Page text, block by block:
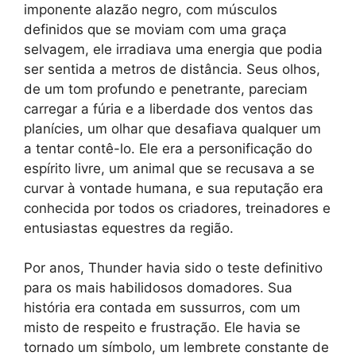
imponente alazão negro, com músculos
definidos que se moviam com uma graça
selvagem, ele irradiava uma energia que podia
ser sentida a metros de distância. Seus olhos,
de um tom profundo e penetrante, pareciam
carregar a fúria e a liberdade dos ventos das
planícies, um olhar que desafiava qualquer um
a tentar contê-lo. Ele era a personificação do
espírito livre, um animal que se recusava a se
curvar à vontade humana, e sua reputação era
conhecida por todos os criadores, treinadores e
entusiastas equestres da região.
Por anos, Thunder havia sido o teste definitivo
para os mais habilidosos domadores. Sua
história era contada em sussurros, com um
misto de respeito e frustração. Ele havia se
tornado um símbolo, um lembrete constante de